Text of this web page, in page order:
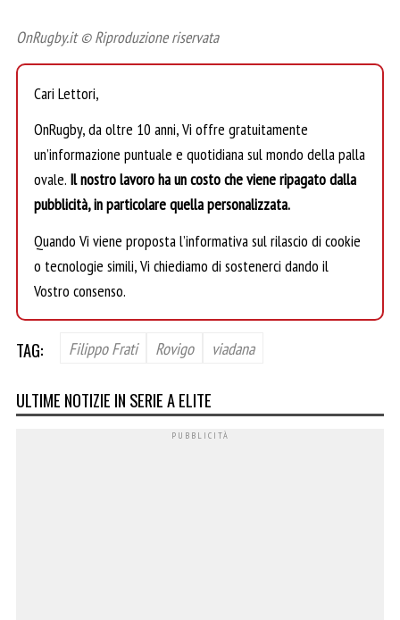
OnRugby.it © Riproduzione riservata
Cari Lettori,
OnRugby, da oltre 10 anni, Vi offre gratuitamente
un’informazione puntuale e quotidiana sul mondo della palla
ovale. Il nostro lavoro ha un costo che viene ripagato dalla
pubblicità, in particolare quella personalizzata.
Quando Vi viene proposta l’informativa sul rilascio di cookie
o tecnologie simili, Vi chiediamo di sostenerci dando il
Vostro consenso.
TAG: Filippo Frati Rovigo viadana
ULTIME NOTIZIE IN SERIE A ELITE